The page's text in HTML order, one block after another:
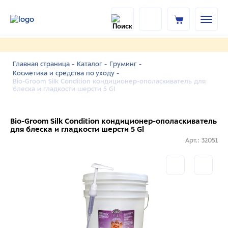
Главная страница - Каталог - Груминг -
Косметика и средства по уходу -
Bio-Groom Silk Condition кондиционер-ополаскиватель для
блеска и гладкости шерсти 5 Gl
Bio-Groom Silk Condition кондиционер-ополаскиватель
для блеска и гладкости шерсти 5 Gl
Арт.: 32051